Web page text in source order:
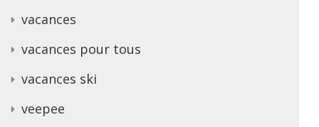
vacances
vacances pour tous
vacances ski
veepee